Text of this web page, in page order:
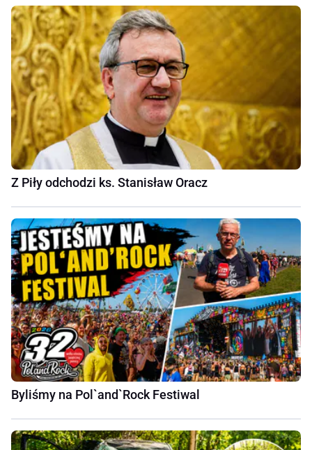
Z Piły odchodzi ks. Stanisław Oracz
Byliśmy na Pol`and`Rock Festiwal